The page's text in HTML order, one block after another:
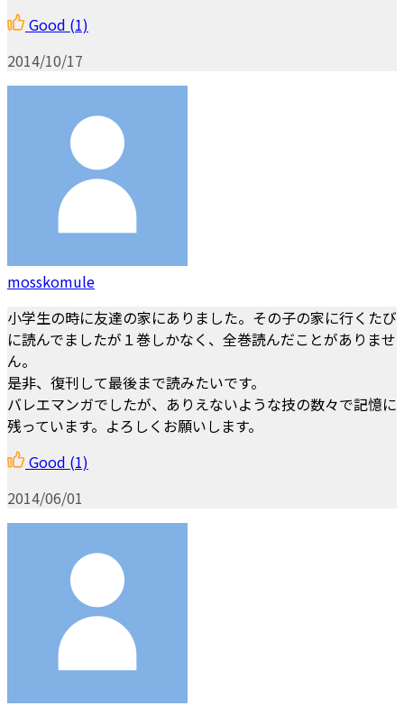
Good (1)
2014/10/17
mosskomule
小学生の時に友達の家にありました。その子の家に行くたび
に読んでましたが１巻しかなく、全巻読んだことがありませ
ん。
是非、復刊して最後まで読みたいです。
バレエマンガでしたが、ありえないような技の数々で記憶に
残っています。よろしくお願いします。
Good (1)
2014/06/01